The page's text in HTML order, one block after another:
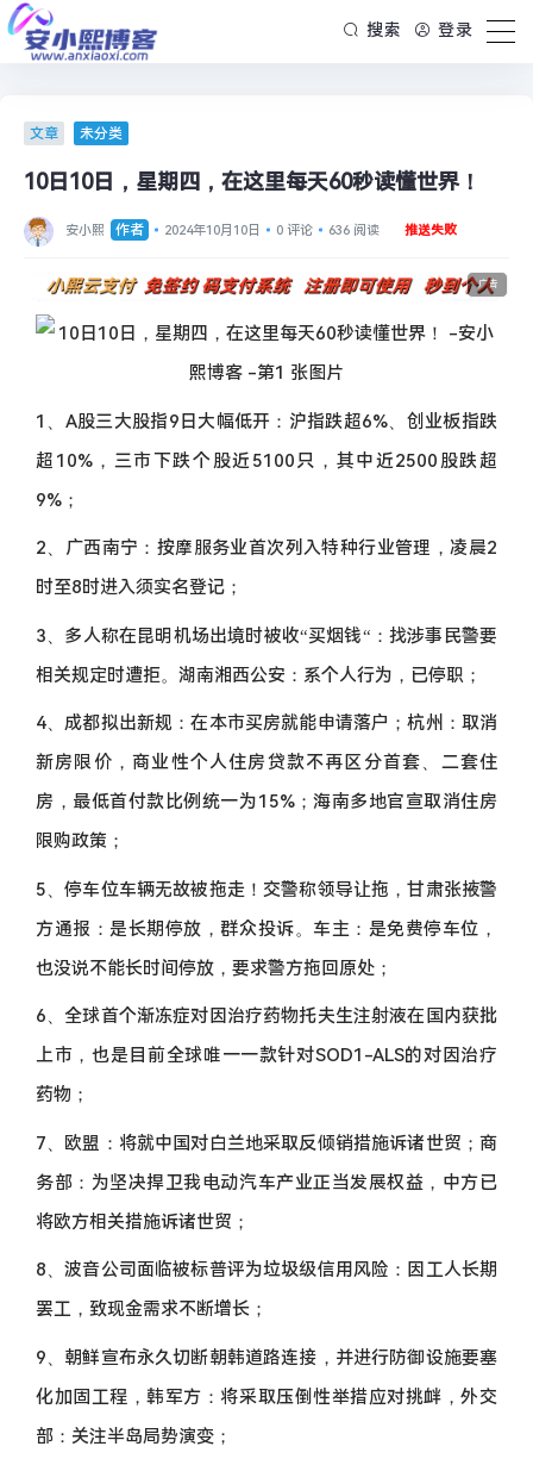
搜索 登录
文章 未分类
10日10日，星期四，在这里每天60秒读懂世界！
安小熙 作者 2024年10月10日 0 评论 636 阅读 推送失败
广告
1、A股三大股指9日大幅低开：沪指跌超6%、创业板指跌
超10%，三市下跌个股近5100只，其中近2500股跌超
9%；
2、广西南宁：按摩服务业首次列入特种行业管理，凌晨2
时至8时进入须实名登记；
3、多人称在昆明机场出境时被收“买烟钱“：找涉事民警要
相关规定时遭拒。湖南湘西公安：系个人行为，已停职；
4、成都拟出新规：在本市买房就能申请落户；杭州：取消
新房限价，商业性个人住房贷款不再区分首套、二套住
房，最低首付款比例统一为15%；海南多地官宣取消住房
限购政策；
5、停车位车辆无故被拖走！交警称领导让拖，甘肃张掖警
方通报：是长期停放，群众投诉。车主：是免费停车位，
也没说不能长时间停放，要求警方拖回原处；
6、全球首个渐冻症对因治疗药物托夫生注射液在国内获批
上市，也是目前全球唯一一款针对SOD1-ALS的对因治疗
药物；
7、欧盟：将就中国对白兰地采取反倾销措施诉诸世贸；商
务部：为坚决捍卫我电动汽车产业正当发展权益，中方已
将欧方相关措施诉诸世贸；
8、波音公司面临被标普评为垃圾级信用风险：因工人长期
罢工，致现金需求不断增长；
9、朝鲜宣布永久切断朝韩道路连接，并进行防御设施要塞
化加固工程，韩军方：将采取压倒性举措应对挑衅，外交
部：关注半岛局势演变；